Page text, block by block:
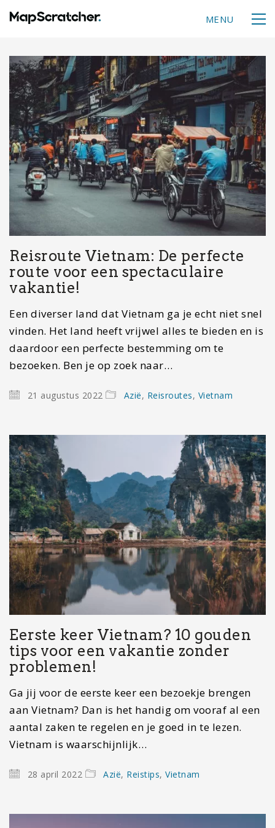
MENU
Reisroute Vietnam: De perfecte
route voor een spectaculaire
vakantie!
Een diverser land dat Vietnam ga je echt niet snel
vinden. Het land heeft vrijwel alles te bieden en is
daardoor een perfecte bestemming om te
bezoeken. Ben je op zoek naar…
21 augustus 2022 Azië, Reisroutes, Vietnam
Eerste keer Vietnam? 10 gouden
tips voor een vakantie zonder
problemen!
Ga jij voor de eerste keer een bezoekje brengen
aan Vietnam? Dan is het handig om vooraf al een
aantal zaken te regelen en je goed in te lezen.
Vietnam is waarschijnlijk…
28 april 2022 Azië, Reistips, Vietnam